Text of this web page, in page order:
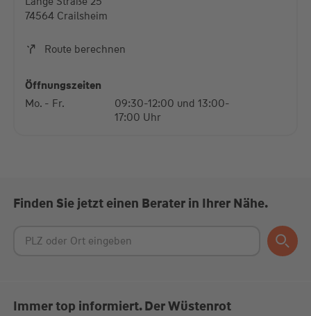
74564 Crailsheim
Route berechnen
Öffnungszeiten
Mo. - Fr.
09:30-12:00 und 13:00-
17:00 Uhr
Finden Sie jetzt einen Berater in Ihrer Nähe.
Immer top informiert. Der Wüstenrot